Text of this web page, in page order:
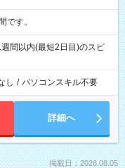
間です。
間以内(最短2日目)のスピ
し / パソコンスキル不要
詳細へ
掲載日：2026.08.05